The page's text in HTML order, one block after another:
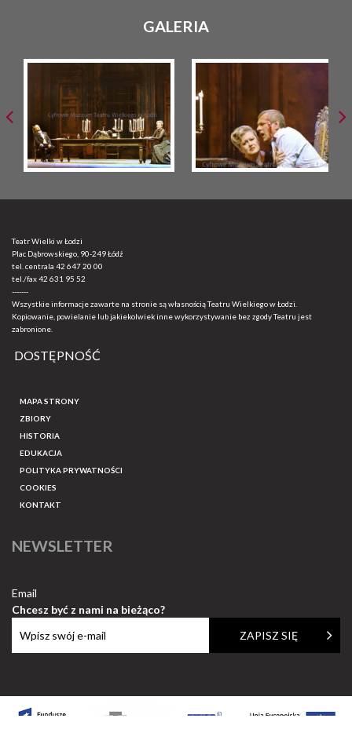
GALERIA
Teatr Wielki w Łodzi
Plac Dąbrowskiego, 90-249 Łódź
tel. centrala 42 647 20 00
tel./fax42 631 95 52
-------
Wszystkie informacje zawarte na stronie są własnością Teatru Wielkiego w Łodzi.
Kopiowanie, powielanie lub jakiekolwiek inne wykorzystywanie bez zgody Teatru jest
zabronione.
DOSTĘPNOŚĆ
MAPA STRONY
ZBIORY
HISTORIA
EDUKACJA
POLITYKA PRYWATNOŚCI
COOKIES
KONTAKT
NEWSLETTER
Email
Chcesz być z nami na bieżąco?